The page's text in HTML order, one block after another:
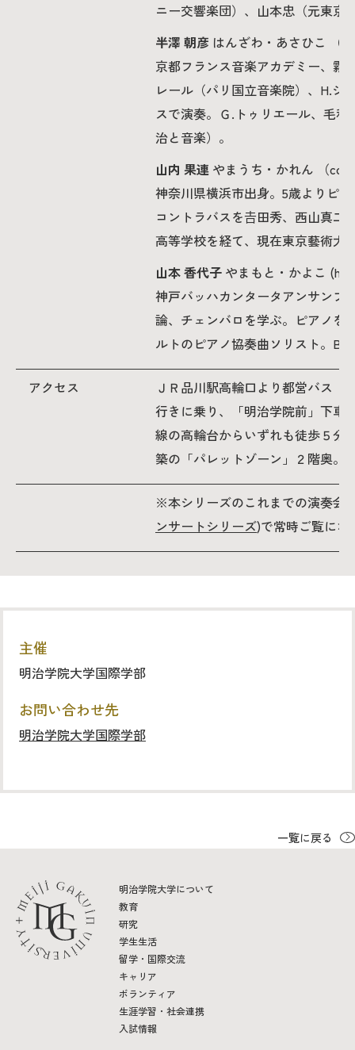
ニー交響楽団）、山本忠（元東京
半澤 朝彦 はんざわ・あさひこ （
京都フランス音楽アカデミー、霧
レール（パリ国立音楽院）、H.シ
スで演奏。Ｇ.トゥリエール、毛
治と音楽）。
山内 果連 やまうち・かれん （
神奈川県横浜市出身。5歳よりピ
コントラバスを𠮷田秀、西山真二
高等学校を経て、現在東京藝術大
山本 香代子 やまもと・かよこ
神戸バッハカンタータアンサンブ
論、チェンバロを学ぶ。ピアノを
ルトのピアノ協奏曲ソリスト。B.
アクセス
ＪＲ品川駅高輪口より都営バス
行きに乗り、「明治学院前」下車
線の高輪台からいずれも徒歩５分
築の「パレットゾーン」２階奥。
※本シリーズのこれまでの演奏会
ンサートシリーズ)で常時ご覧にな
主催
明治学院大学国際学部
お問い合わせ先
明治学院大学国際学部
一覧に戻る
明治学院大学について
教育
研究
学生生活
留学・国際交流
キャリア
ボランティア
生涯学習・社会連携
入試情報